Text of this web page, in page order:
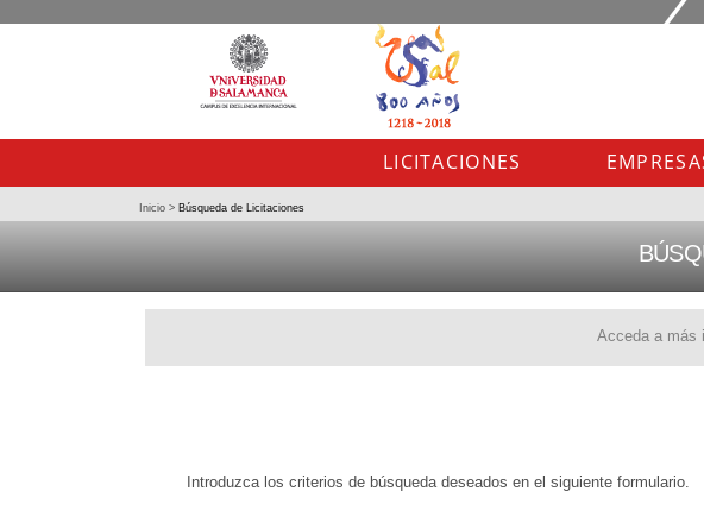
Acceda a más
LICITACIONES
Inicio > Búsqueda de Licitaciones
Introduzca los criterios de búsqueda deseados en el siguiente formulario.